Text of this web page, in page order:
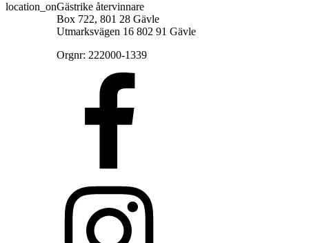
location_onGästrike återvinnare
Box 722, 801 28 Gävle
Utmarksvägen 16 802 91 Gävle
Orgnr: 222000-1339